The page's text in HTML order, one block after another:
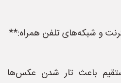
باعث تار شدن عکس‌ها